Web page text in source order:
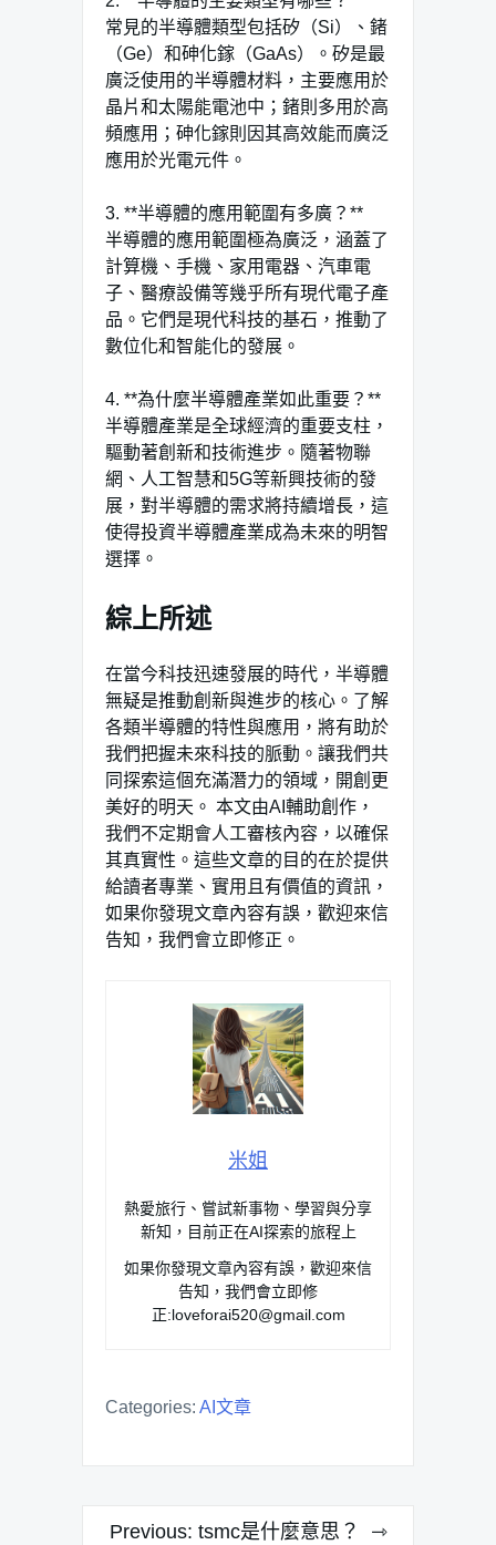
常見的半導體類型包括矽（Si）、鍺
（Ge）和砷化鎵（GaAs）。矽是最
廣泛使用的半導體材料，主要應用於
晶片和太陽能電池中；鍺則多用於高
頻應用；砷化鎵則因其高效能而廣泛
應用於光電元件。
3. **半導體的應用範圍有多廣？**
半導體的應用範圍極為廣泛，涵蓋了
計算機、手機、家用電器、汽車電
子、醫療設備等幾乎所有現代電子產
品。它們是現代科技的基石，推動了
數位化和智能化的發展。
4. **為什麼半導體產業如此重要？**
半導體產業是全球經濟的重要支柱，
驅動著創新和技術進步。隨著物聯
網、人工智慧和5G等新興技術的發
展，對半導體的需求將持續增長，這
使得投資半導體產業成為未來的明智
選擇。
綜上所述
在當今科技迅速發展的時代，半導體
無疑是推動創新與進步的核心。了解
各類半導體的特性與應用，將有助於
我們把握未來科技的脈動。讓我們共
同探索這個充滿潛力的領域，開創更
美好的明天。 本文由AI輔助創作，
我們不定期會人工審核內容，以確保
其真實性。這些文章的目的在於提供
給讀者專業、實用且有價值的資訊，
如果你發現文章內容有誤，歡迎來信
告知，我們會立即修正。
米姐
熱愛旅行、嘗試新事物、學習與分享
新知，目前正在AI探索的旅程上
如果你發現文章內容有誤，歡迎來信
告知，我們會立即修
正:loveforai520@gmail.com
Categories: AI文章
Previous: tsmc是什麼意思？